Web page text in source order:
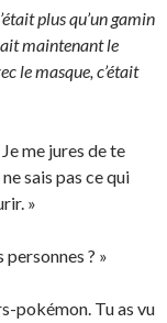
plus qu’un gamin
maintenant le
le masque, c’était
me jures de te
sais pas ce qui
»
? »
pokémon. Tu as vu